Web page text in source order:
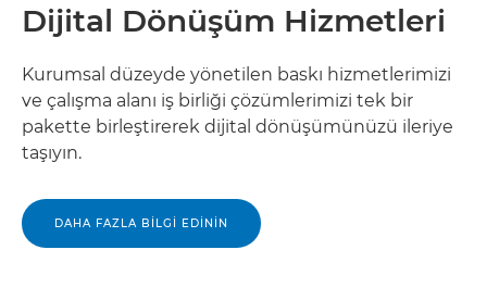
Dijital Dönüşüm Hizmetleri
Kurumsal düzeyde yönetilen baskı hizmetlerimizi
ve çalışma alanı iş birliği çözümlerimizi tek bir
pakette birleştirerek dijital dönüşümünüzü ileriye
taşıyın.
DAHA FAZLA BİLGİ EDİNİN